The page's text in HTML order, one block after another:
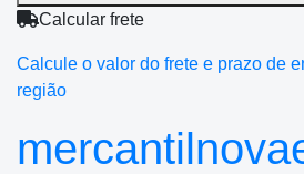
Calcular frete
Calcule o valor do frete e prazo de
região